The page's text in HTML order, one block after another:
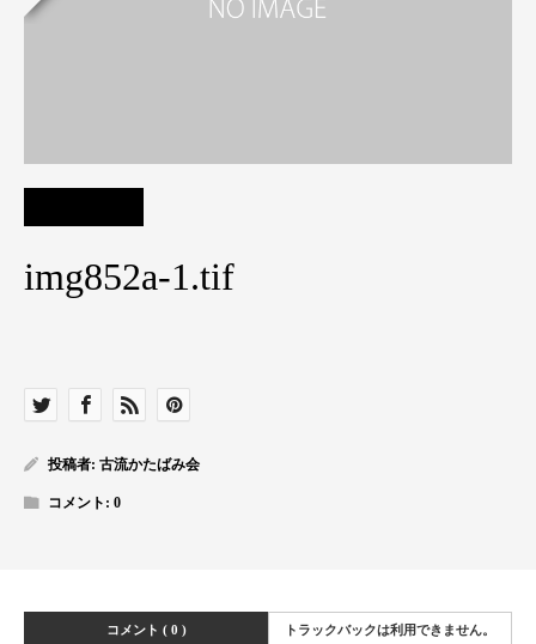
img852a-1.tif
投稿者: 古流かたばみ会
コメント: 0
コメント ( 0 ) トラックバックは利用できません。